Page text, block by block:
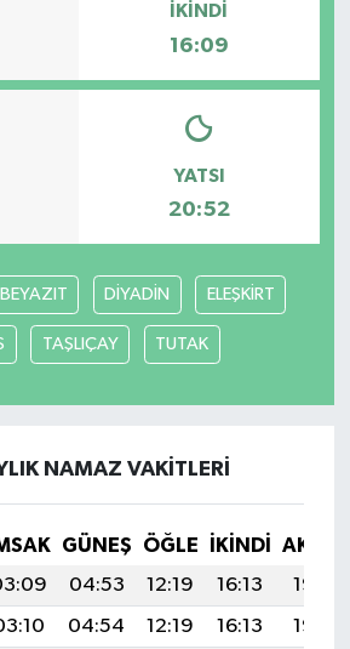
İKINDI
16:09
YATSI
20:52
DİYADİN ELEŞKİRT
TAŞLIÇAY TUTAK
NAMAZ VAKITLERI
GÜNEŞ ÖĞLE İKINDI
04:53 12:19 16:13
19:35
04:54 12:19 16:13
19:35